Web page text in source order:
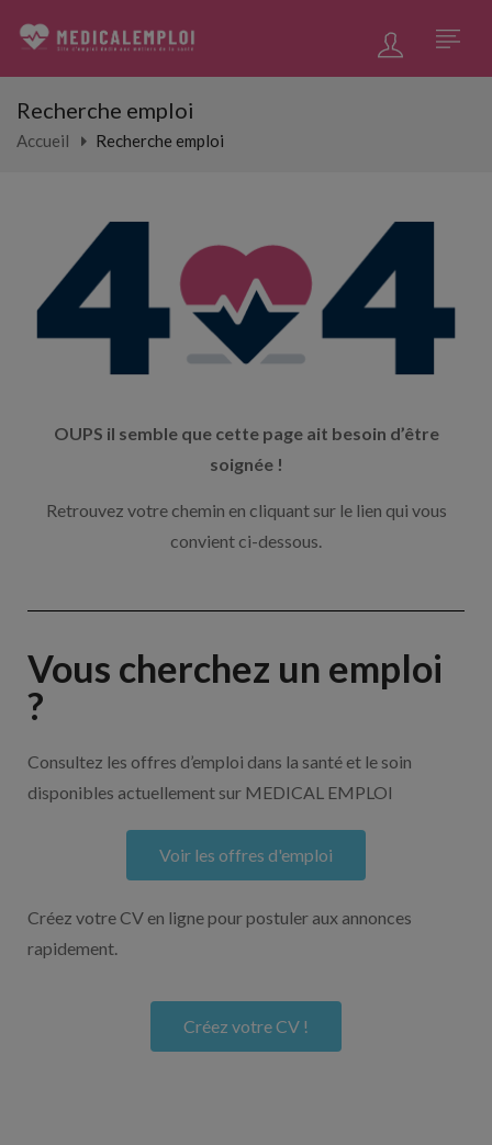
Recherche emploi
Accueil Recherche emploi
OUPS il semble que cette page ait besoin d’être
soignée !
Retrouvez votre chemin en cliquant sur le lien qui vous
convient ci-dessous.
Vous cherchez un emploi
?
Consultez les offres d’emploi dans la santé et le soin
disponibles actuellement sur MEDICAL EMPLOI
Voir les offres d'emploi
Créez votre CV en ligne pour postuler aux annonces
rapidement.
Créez votre CV !